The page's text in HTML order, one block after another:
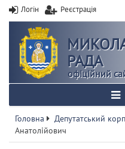
Логін Реєстрація
РАДА
офіційний
Головна Депутатський
Анатолійович